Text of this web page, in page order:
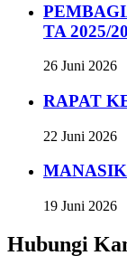
TA 2025/
26 Juni 2026
RAPAT
22 Juni 2026
19 Juni 2026
Hubungi